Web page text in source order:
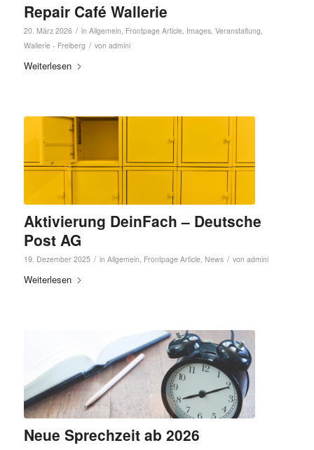
Repair Café Wallerie
20. März 2026 / in Allgemein, Frontpage Article, Images, Veranstaltung,
Wallerie - Freiberg / von admini
Weiterlesen
Aktivierung DeinFach – Deutsche
Post AG
19. Dezember 2025 / in Allgemein Frontpage Article, News / von admini
Weiterlesen
Neue Sprechzeit ab 2026